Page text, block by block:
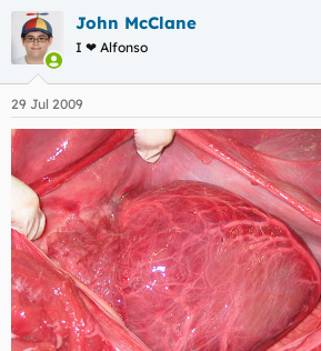
John McClane
I ❤ Alfonso
29 Jul 2009